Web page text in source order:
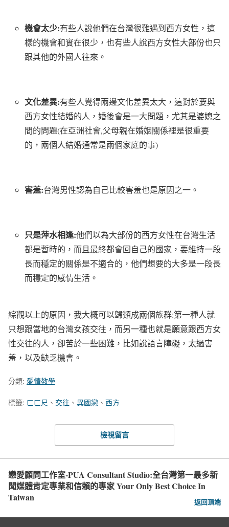
機會太少:有些人說他們在台灣很難遇到西方女性，這
樣的機會和實在很少，也有些人說西方女性大部份也只
跟其他的外國人往來。
文化差異:有些人覺得兩邊文化差異太大，這對於要與
西方女性結婚的人，婚後會是一大問題，尤其是婆媳之
間的問題(在亞洲社會,父母親在婚姻關係裡是很重要
的，兩個人結婚通常是兩個家庭的事)
害羞:台灣男性認為自己比較害羞也是原因之一。
只是萍水相逢:他們以為大部份的西方女性在台灣生活
都是暫時的，而且最終都會回自己的國家，要維持一段
長而穩定的關係是不適合的，他們想要的大多是一段長
而穩定的感情生活。
綜觀以上的原因，我大概可以歸類成兩個族群:第一種人就
只想跟當地的台灣女孩交往，而另一種也就是願意跟西方女
性交往的人，卻苦於一些困難，比如說語言障礙，太過害
羞，以及缺乏機會。
分類: 愛情教學
標籤: ㄈㄈ尺 、 交往 、 異國戀 、 西方
檢視留言
戀愛顧問工作室-PUA Consultant Studio:全台灣第一最多新
聞媒體肯定專業和信賴的專家 Your Only Best Choice In
Taiwan
返回頂端